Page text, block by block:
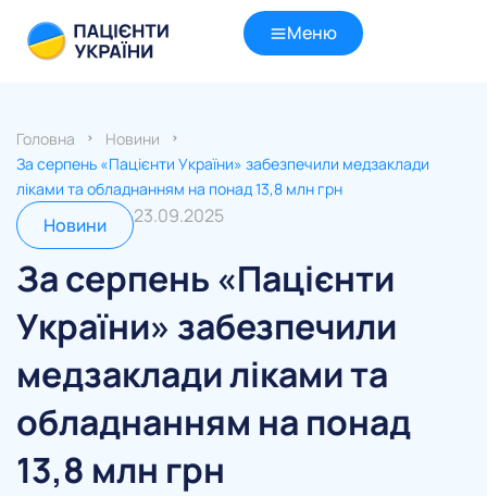
Меню
Головна
Новини
За серпень «Пацієнти України» забезпечили медзаклади
ліками та обладнанням на понад 13,8 млн грн
Новини 23.09.2025
За серпень «Пацієнти
України» забезпечили
медзаклади ліками та
обладнанням на понад
13,8 млн грн